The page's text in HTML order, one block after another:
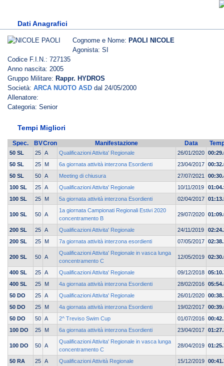
Dati Anagrafici
Cognome e Nome: PAOLI NICOLE
Agonista: SI
Codice F.I.N.: 727135
Anno nascita: 2005
Gruppo Militare: Rappr. HYDROS
Società: ARCA NUOTO ASD dal 24/05/2000
Allenatore:
Categoria: Senior
Tempi Migliori
Spec. BVCron Manifestazione Data
50 SL 25 A Qualificazioni Attivita' Regionale 26/01/2020
50 SL
25 M 6a giornata attività interzona Esordienti 23/04/2017
50 SL
50 A Meeting di chiusura 27/07/2021
100 SL
25 A Qualificazioni Attivita' Regionale 10/11/2019
100 SL
25 M 5a giornata attività interzona Esordienti 02/04/2017
100 SL 50 A
1a giornata Campionati Regionali Estivi 2020
concentramento B
29/07/2020
200 SL 25 A Qualificazioni Attivita' Regionale 24/11/2019
200 SL
25 M 7a giornata attività interzona esordienti 07/05/2017
200 SL 50 A
Qualificazioni Attivita' Regionale in vasca lunga
concentramento C
12/05/2019
400 SL 25 A Qualificazioni Attivita' Regionale 09/12/2018
400 SL
25 M 4a giornata attività interzona Esordienti 28/02/2016
50 DO
25 A Qualificazioni Attivita' Regionale 26/01/2020
50 DO
25 M 4a giornata attività interzona Esordienti 19/02/2017
50 DO
50 A 2^ Treviso Swim Cup 01/07/2016
100 DO
25 M 6a giornata attività interzona Esordienti 23/04/2017
100 DO 50 A
Qualificazioni Attivita' Regionale in vasca lunga
concentramento C
28/04/2019
50 RA 25 A Qualificazioni Attività Regionale 15/12/2019